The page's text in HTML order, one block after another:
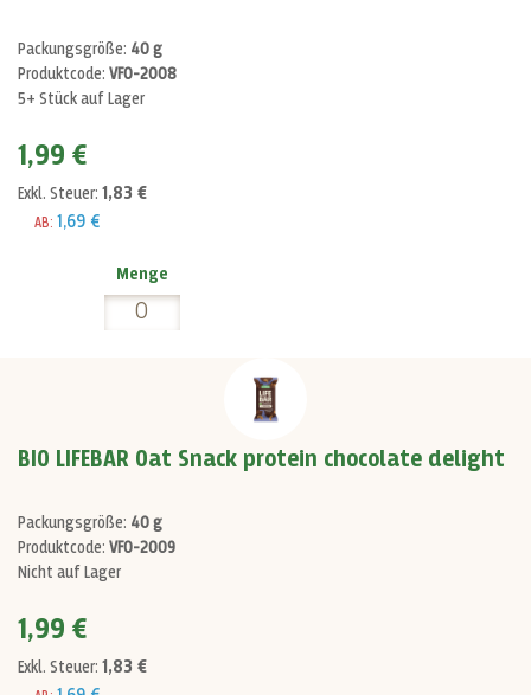
Packungsgröße: 40 g
Produktcode: VF0-2008
5+ Stück auf Lager
1,99 €
Exkl. Steuer: 1,83 €
AB: 1,69 €
Menge
BIO LIFEBAR Oat Snack protein chocolate delight
Packungsgröße: 40 g
Produktcode: VF0-2009
Nicht auf Lager
1,99 €
Exkl. Steuer: 1,83 €